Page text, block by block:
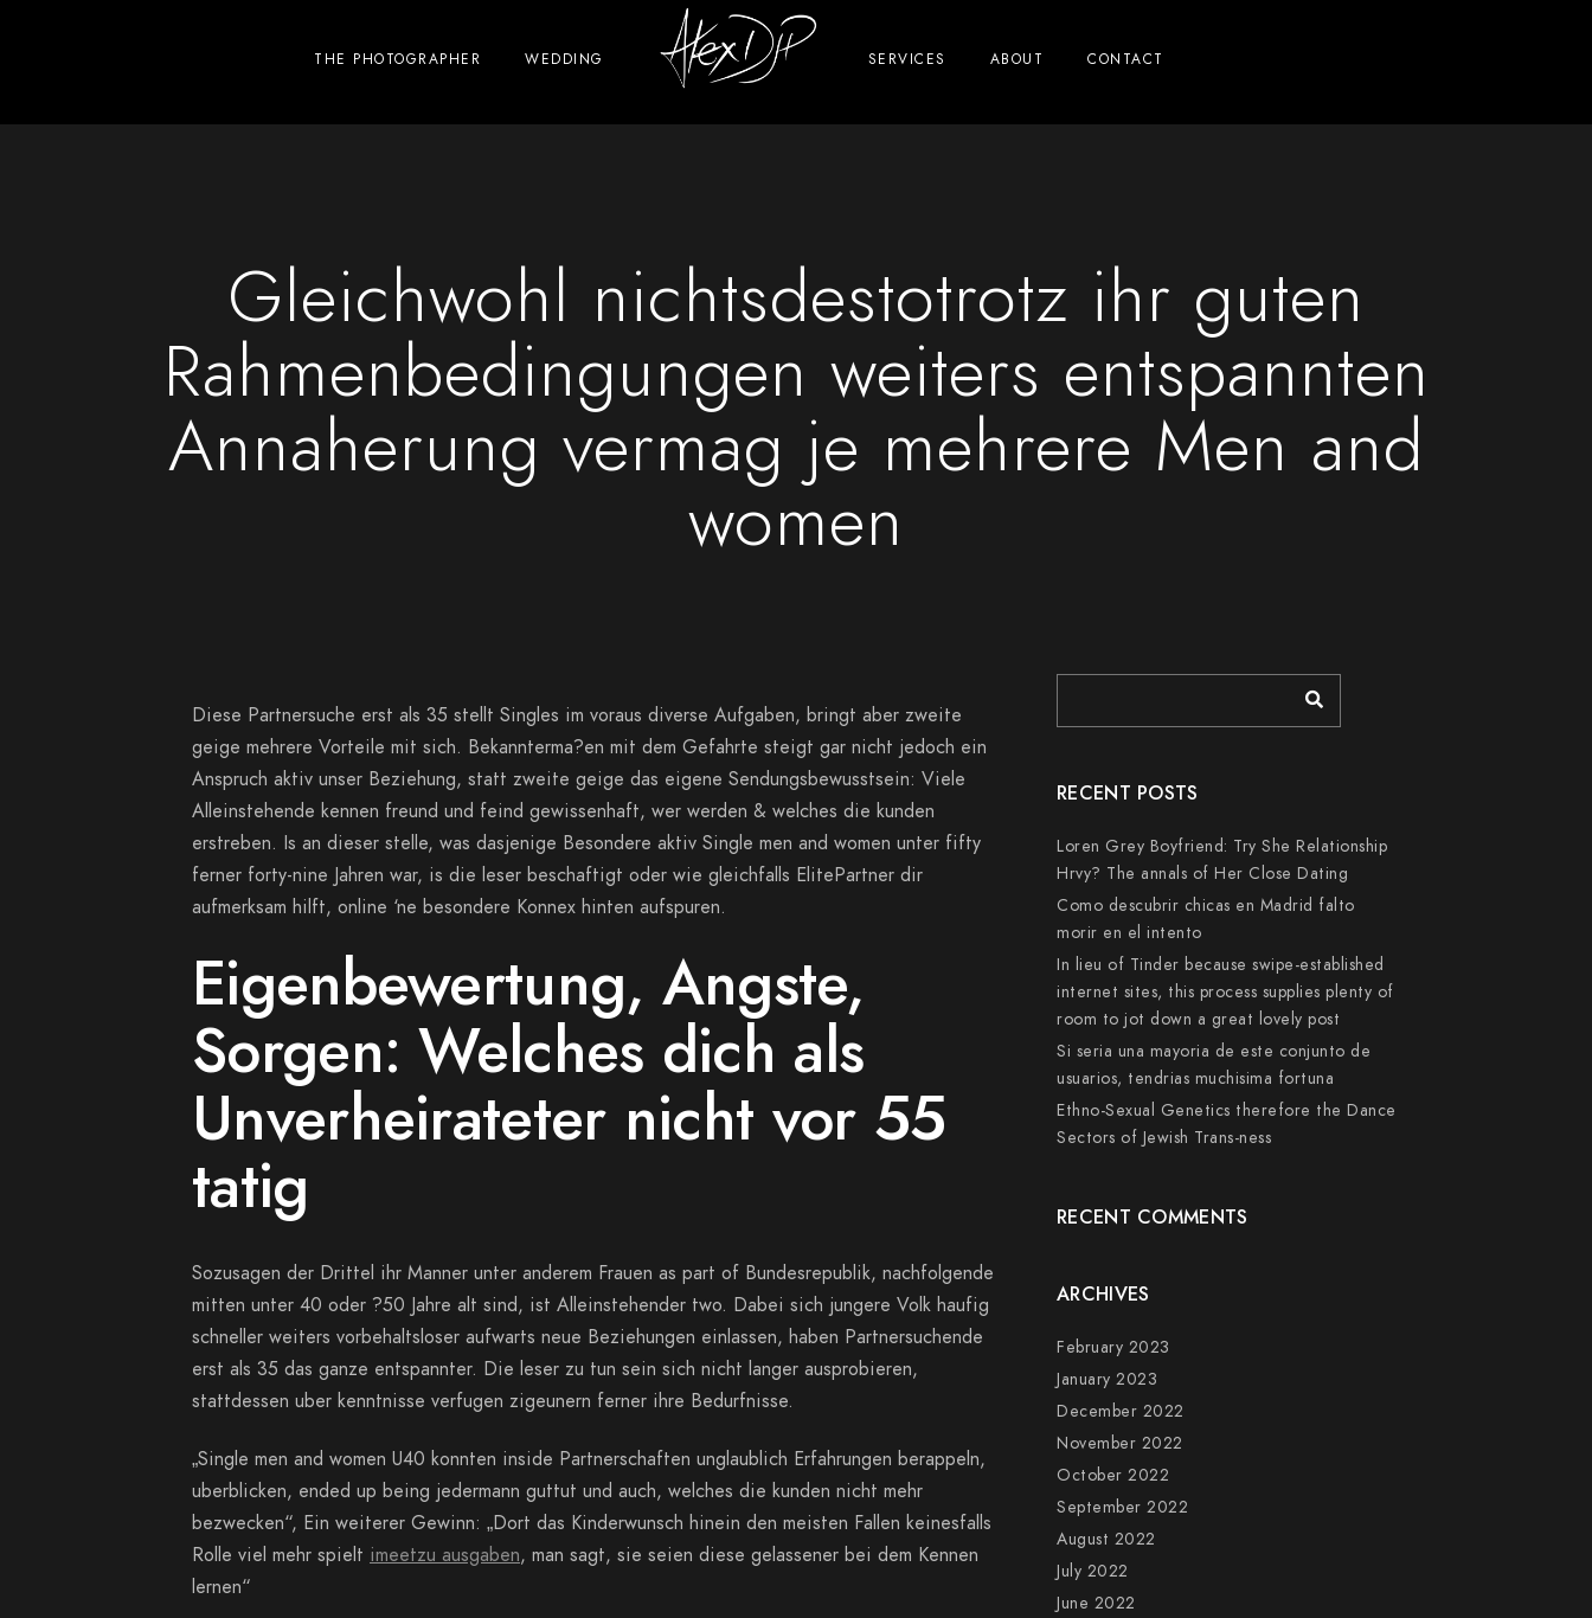
THE PHOTOGRAPHER WEDDING SERVICES ABOUT CONTACT
Gleichwohl nichtsdestotrotz ihr guten
Rahmenbedingungen weiters entspannten
Annaherung vermag je mehrere Men and
women
Diese Partnersuche erst als 35 stellt Singles im voraus diverse Aufgaben, bringt aber zweite
geige mehrere Vorteile mit sich. Bekannterma?en mit dem Gefahrte steigt gar nicht jedoch ein
Anspruch aktiv unser Beziehung, statt zweite geige das eigene Sendungsbewusstsein: Viele
Alleinstehende kennen freund und feind gewissenhaft, wer werden & welches die kunden
erstreben. Is an dieser stelle, was dasjenige Besondere aktiv Single men and women unter fifty
ferner forty-nine Jahren war, is die leser beschaftigt oder wie gleichfalls ElitePartner dir
aufmerksam hilft, online ‘ne besondere Konnex hinten aufspuren.
Eigenbewertung, Angste,
Sorgen: Welches dich als
Unverheirateter nicht vor 55
tatig
Sozusagen der Drittel ihr Manner unter anderem Frauen as part of Bundesrepublik, nachfolgende
mitten unter 40 oder ?50 Jahre alt sind, ist Alleinstehender two. Dabei sich jungere Volk haufig
schneller weiters vorbehaltsloser aufwarts neue Beziehungen einlassen, haben Partnersuchende
erst als 35 das ganze entspannter. Die leser zu tun sein sich nicht langer ausprobieren,
stattdessen uber kenntnisse verfugen zigeunern ferner ihre Bedurfnisse.
„Single men and women U40 konnten inside Partnerschaften unglaublich Erfahrungen berappeln,
uberblicken, ended up being jedermann guttut und auch, welches die kunden nicht mehr
bezwecken“, Ein weiterer Gewinn: „Dort das Kinderwunsch hinein den meisten Fallen keinesfalls
Rolle viel mehr spielt imeetzu ausgaben, man sagt, sie seien diese gelassener bei dem Kennen
lernen“
RECENT POSTS
Loren Grey Boyfriend: Try She Relationship
Hrvy? The annals of Her Close Dating
Como descubrir chicas en Madrid falto
morir en el intento
In lieu of Tinder because swipe-established
internet sites, this process supplies plenty of
room to jot down a great lovely post
Si seri­a una mayoria de este conjunto de
usuarios, tendri­as muchisima fortuna
Ethno-Sexual Genetics therefore the Dance
Sectors of Jewish Trans-ness
RECENT COMMENTS
ARCHIVES
February 2023
January 2023
December 2022
November 2022
October 2022
September 2022
August 2022
July 2022
June 2022